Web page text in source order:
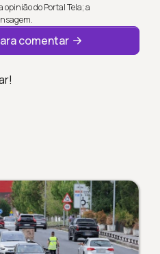
do Portal Tela; a
comentar